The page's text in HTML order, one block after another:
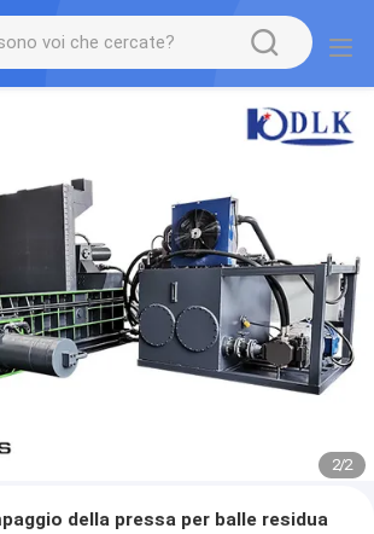
2/2
della pressa per balle residua